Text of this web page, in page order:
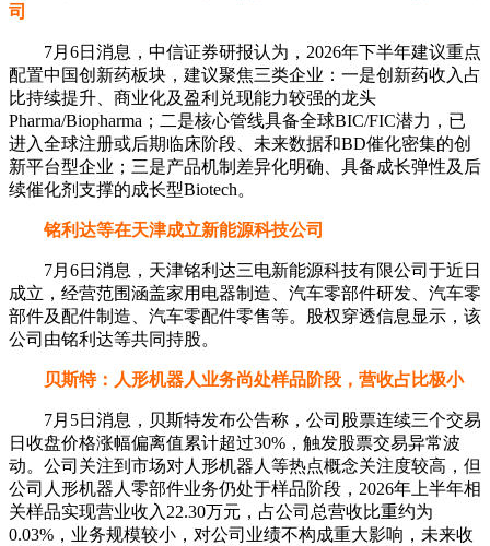
司
7月6日消息，中信证券研报认为，2026年下半年建议重点
配置中国创新药板块，建议聚焦三类企业：一是创新药收入占
比持续提升、商业化及盈利兑现能力较强的龙头
Pharma/Biopharma；二是核心管线具备全球BIC/FIC潜力，已
进入全球注册或后期临床阶段、未来数据和BD催化密集的创
新平台型企业；三是产品机制差异化明确、具备成长弹性及后
续催化剂支撑的成长型Biotech。
铭利达等在天津成立新能源科技公司
7月6日消息，天津铭利达三电新能源科技有限公司于近日
成立，经营范围涵盖家用电器制造、汽车零部件研发、汽车零
部件及配件制造、汽车零配件零售等。股权穿透信息显示，该
公司由铭利达等共同持股。
贝斯特：人形机器人业务尚处样品阶段，营收占比极小
7月5日消息，贝斯特发布公告称，公司股票连续三个交易
日收盘价格涨幅偏离值累计超过30%，触发股票交易异常波
动。公司关注到市场对人形机器人等热点概念关注度较高，但
公司人形机器人零部件业务仍处于样品阶段，2026年上半年相
关样品实现营业收入22.30万元，占公司总营收比重约为
0.03%，业务规模较小，对公司业绩不构成重大影响，未来收